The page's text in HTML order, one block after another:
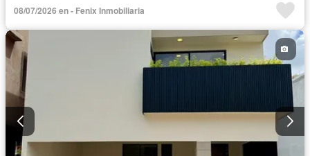
08/07/2026 en - Fenix Inmobiliaria